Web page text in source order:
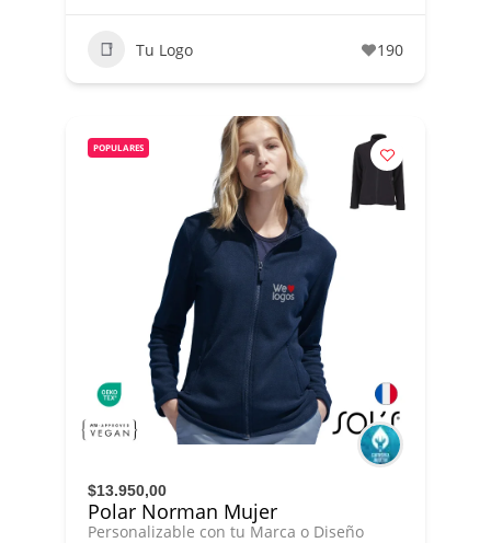
Tu Logo 190
POPULARES
$13.950,00
Polar Norman Mujer
Personalizable con tu Marca o Diseño